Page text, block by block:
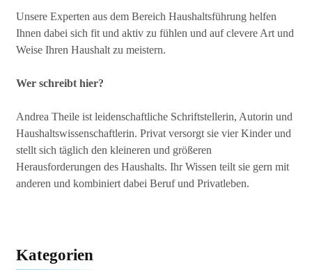
Unsere Experten aus dem Bereich Haushaltsführung helfen
Ihnen dabei sich fit und aktiv zu fühlen und auf clevere Art und
Weise Ihren Haushalt zu meistern.
Wer schreibt hier?
Andrea Theile ist leidenschaftliche Schriftstellerin, Autorin und
Haushaltswissenschaftlerin. Privat versorgt sie vier Kinder und
stellt sich täglich den kleineren und größeren
Herausforderungen des Haushalts. Ihr Wissen teilt sie gern mit
anderen und kombiniert dabei Beruf und Privatleben.
Kategorien